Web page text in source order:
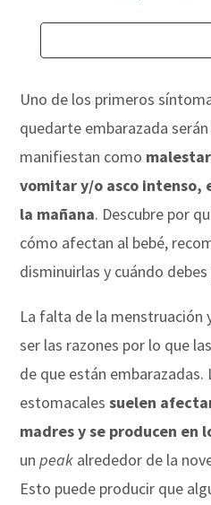
Uno de los primeros
quedarte embarazada
manifiestan como
vomitar y/o asco intenso,
la mañana. Descubre por
cómo afectan al bebé,
disminuirlas y cuándo
La falta de la menstruación
ser las razones por lo que
de que están embarazadas.
estomacales suelen
madres y se producen en
unpeak alrededor de la
Esto puede producir que